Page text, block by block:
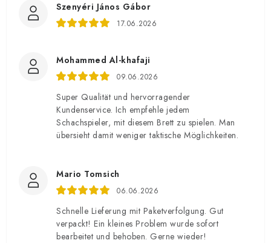
Szenyéri János Gábor
17.06.2026
Mohammed Al-khafaji
09.06.2026
Super Qualität und hervorragender
Kundenservice. Ich empfehle jedem
Schachspieler, mit diesem Brett zu spielen. Man
übersieht damit weniger taktische Möglichkeiten.
Mario Tomsich
06.06.2026
Schnelle Lieferung mit Paketverfolgung. Gut
verpackt! Ein kleines Problem wurde sofort
bearbeitet und behoben. Gerne wieder!